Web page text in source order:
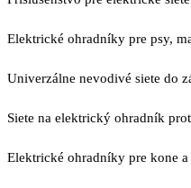
Elektrické ohradníky pre psy,
Univerzálne nevodivé siete do
Siete na elektrický ohradník
Elektrické ohradníky pre kone